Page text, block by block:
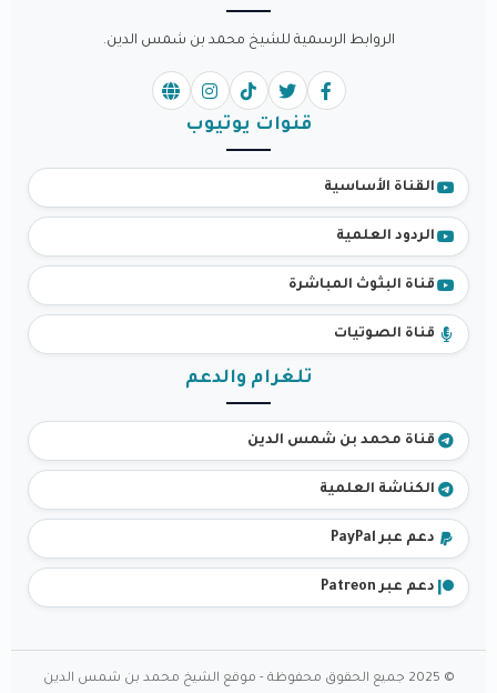
الروابط الرسمية للشيخ محمد بن شمس الدين.
قنوات يوتيوب
القناة الأساسية
الردود العلمية
قناة البثوث المباشرة
قناة الصوتيات
تلغرام والدعم
قناة محمد بن شمس الدين
الكناشة العلمية
دعم عبر PayPal
دعم عبر Patreon
© 2025 جميع الحقوق محفوظة - موقع الشيخ محمد بن شمس الدين